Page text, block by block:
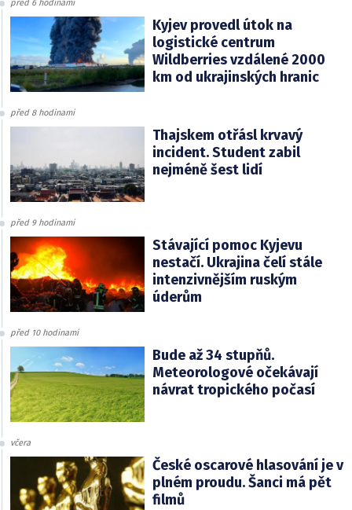
před 6 hodinami
Kyjev provedl útok na
logistické centrum
Wildberries vzdálené 2000
km od ukrajinských hranic
před 8 hodinami
Thajskem otřásl krvavý
incident. Student zabil
nejméně šest lidí
před 9 hodinami
Stávající pomoc Kyjevu
nestačí. Ukrajina čelí stále
intenzivnějším ruským
úderům
před 10 hodinami
Bude až 34 stupňů.
Meteorologové očekávají
návrat tropického počasí
včera
České oscarové hlasování je v
plném proudu. Šanci má pět
filmů